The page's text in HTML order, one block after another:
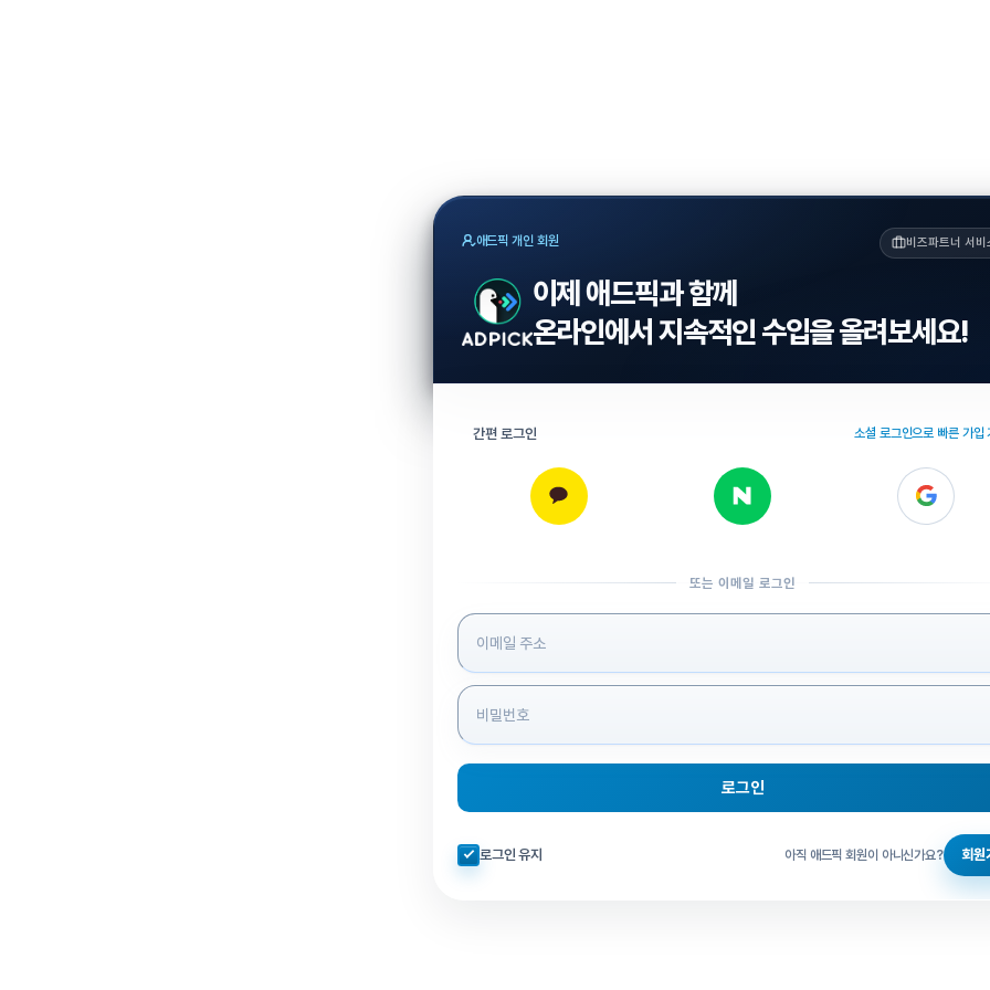
애드픽 개인 회원 비즈파트너 서비
이제 애드픽과 함께
온라인에서 지속적인 수입을 올려보세요!
간편 로그인 소셜 로그인으로 빠른 가입
또는 이메일 로그인
로그인 정보 입력
로그인
자동로그인 체크
로그인 유지 아직 애드픽 회원이 아니신가요? 회원